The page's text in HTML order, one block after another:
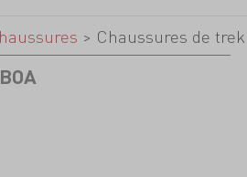
> Chaussures de